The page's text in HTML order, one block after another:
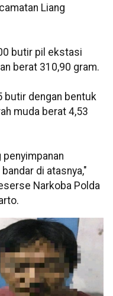
Liang
butir pil ekstasi
berat 310,90 gram.
butir dengan bentuk
muda berat 4,53
di atasnya,"
Narkoba Polda